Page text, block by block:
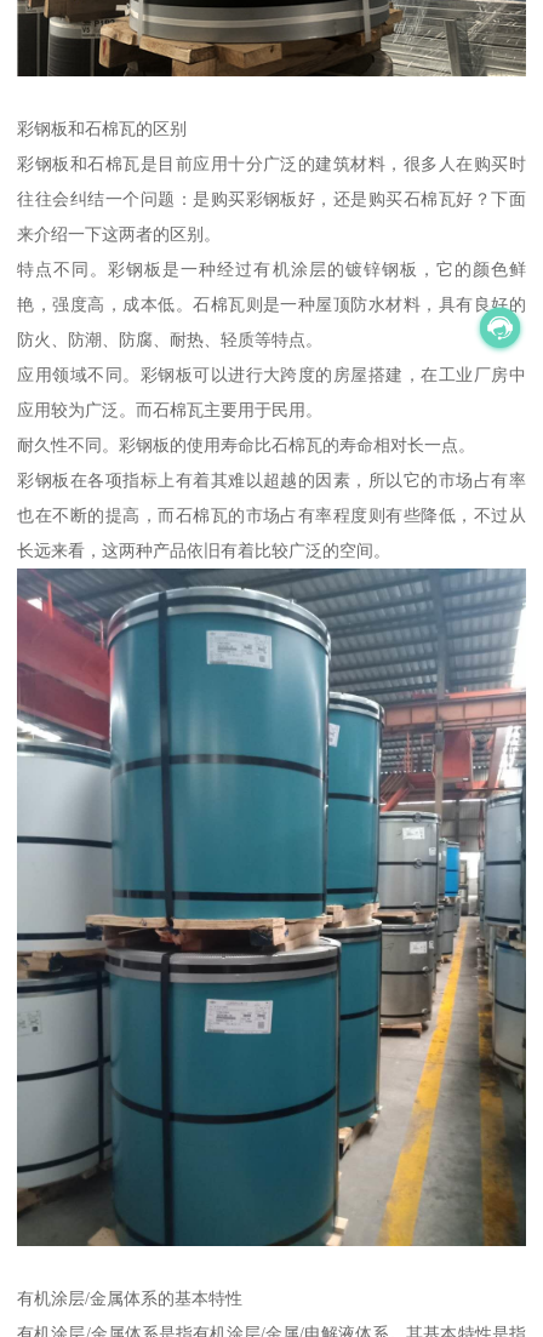
彩钢板和石棉瓦的区别
彩钢板和石棉瓦是目前应用十分广泛的建筑材料，很多人在购买时
往往会纠结一个问题：是购买彩钢板好，还是购买石棉瓦好？下面
来介绍一下这两者的区别。
特点不同。彩钢板是一种经过有机涂层的镀锌钢板，它的颜色鲜
艳，强度高，成本低。石棉瓦则是一种屋顶防水材料，具有良好的
防火、防潮、防腐、耐热、轻质等特点。
应用领域不同。彩钢板可以进行大跨度的房屋搭建，在工业厂房中
应用较为广泛。而石棉瓦主要用于民用。
耐久性不同。彩钢板的使用寿命比石棉瓦的寿命相对长一点。
彩钢板在各项指标上有着其难以超越的因素，所以它的市场占有率
也在不断的提高，而石棉瓦的市场占有率程度则有些降低，不过从
长远来看，这两种产品依旧有着比较广泛的空间。
有机涂层/金属体系的基本特性